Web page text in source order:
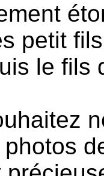
petit
le fils